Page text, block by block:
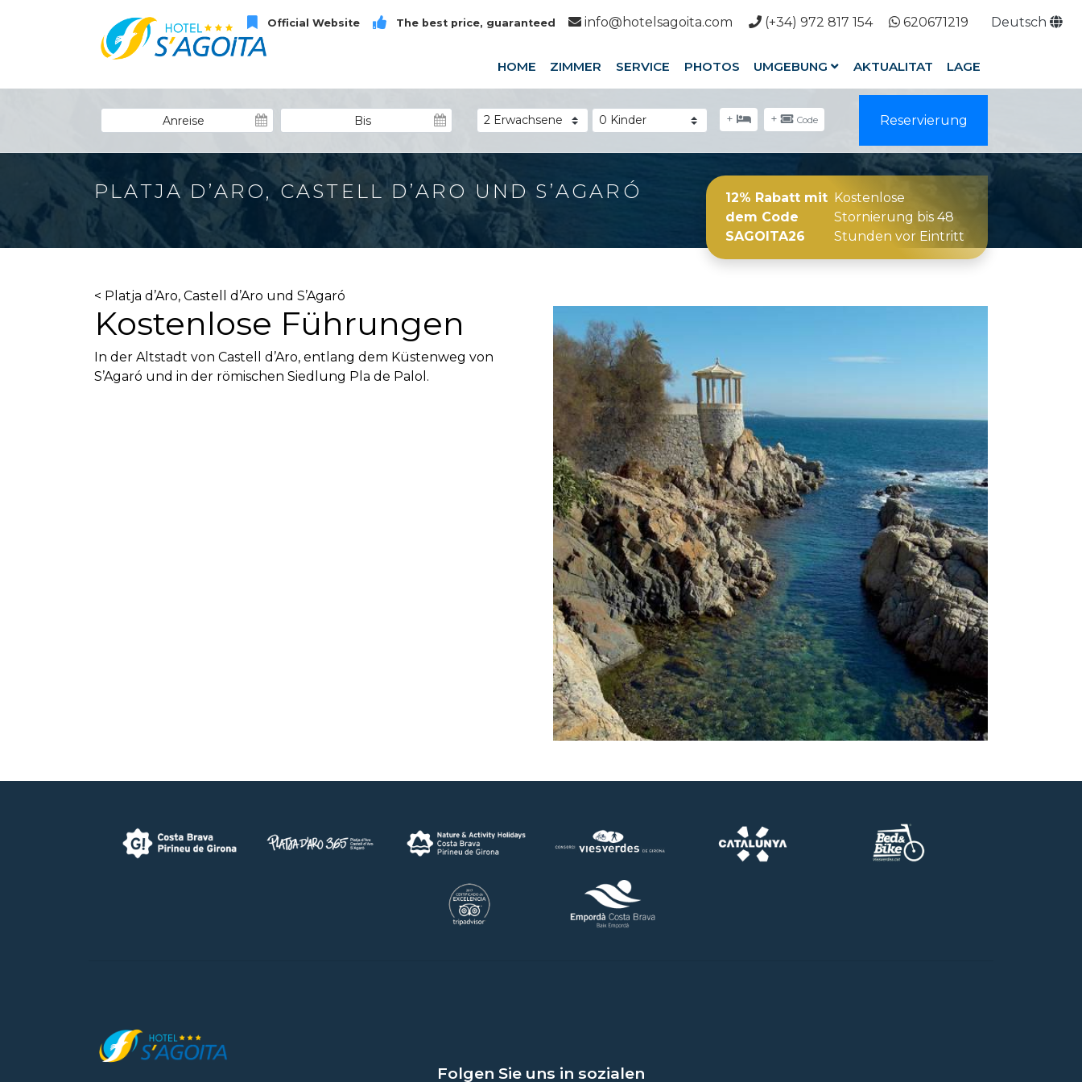
Official Website The best price, guaranteed info@hotelsagoita.com (+34) 972 817 154 620671219 Deutsch
HOME ZIMMER SERVICE PHOTOS UMGEBUNG AKTUALITAT LAGE
+ + Code Reservierung
12% Rabatt mit
dem Code
SAGOITA26
Kostenlose
Stornierung bis 48
Stunden vor Eintritt
PLATJA D’ARO, CASTELL D’ARO UND S’AGARÓ
< Platja d’Aro, Castell d’Aro und S’Agaró
Kostenlose Führungen
In der Altstadt von Castell d’Aro, entlang dem Küstenweg von
S’Agaró und in der römischen Siedlung Pla de Palol.
Folgen Sie uns in sozialen